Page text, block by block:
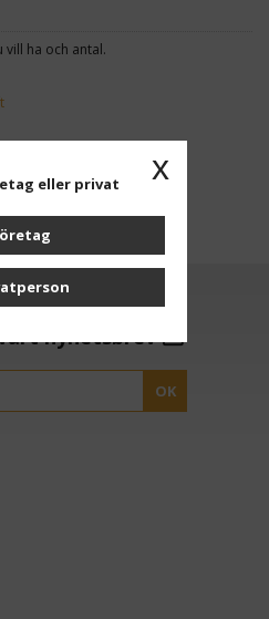
ha och antal.
nyhetsbrev
OK
x
eller privat